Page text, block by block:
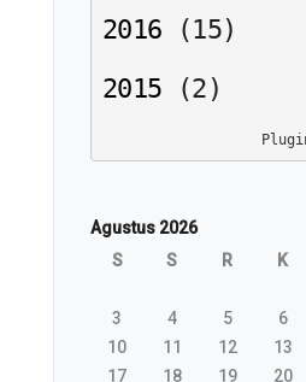
2016
(15)
2015
(2 )
Agustus 2026
S
S R K
3
4 5 6
10
11 12 13
17
18 19 20